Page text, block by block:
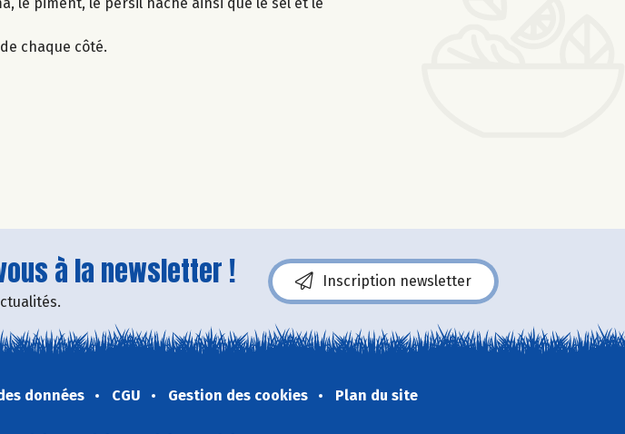
chaque côté.
à la newsletter ! Inscription newsletter
données CGU Gestion des cookies Plan du site